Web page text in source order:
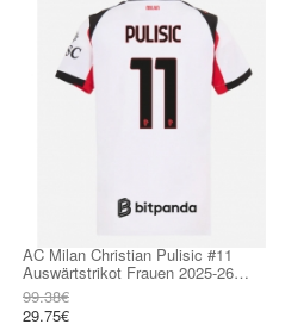
AC Milan Christian Pulisic #11
Auswärtstrikot Frauen 2025-26
Kurzarm
99.38€
29.75€